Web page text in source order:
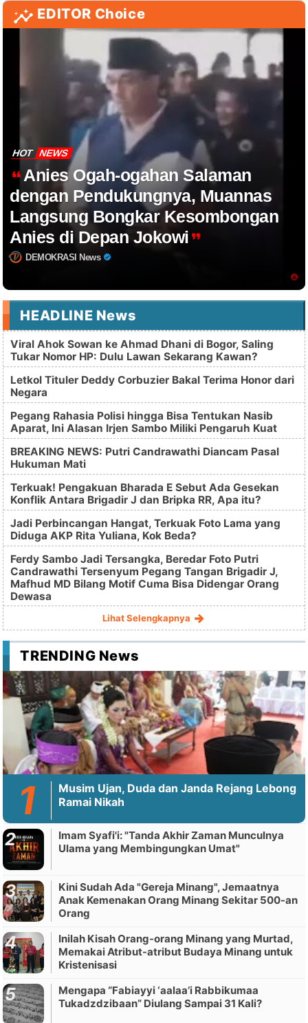
EDITOR Choice
HOT NEWS
Anies Ogah-ogahan Salaman
dengan Pendukungnya, Muannas
Langsung Bongkar Kesombongan
Anies di Depan Jokowi
DEMOKRASI News
HEADLINE News
Viral Ahok Sowan ke Ahmad Dhani di Bogor, Saling
Tukar Nomor HP: Dulu Lawan Sekarang Kawan?
Letkol Tituler Deddy Corbuzier Bakal Terima Honor dari
Negara
Pegang Rahasia Polisi hingga Bisa Tentukan Nasib
Aparat, Ini Alasan Irjen Sambo Miliki Pengaruh Kuat
BREAKING NEWS: Putri Candrawathi Diancam Pasal
Hukuman Mati
Terkuak! Pengakuan Bharada E Sebut Ada Gesekan
Konflik Antara Brigadir J dan Bripka RR, Apa itu?
Jadi Perbincangan Hangat, Terkuak Foto Lama yang
Diduga AKP Rita Yuliana, Kok Beda?
Ferdy Sambo Jadi Tersangka, Beredar Foto Putri
Candrawathi Tersenyum Pegang Tangan Brigadir J,
Mafhud MD Bilang Motif Cuma Bisa Didengar Orang
Dewasa
Lihat Selengkapnya
TRENDING News
Musim Ujan, Duda dan Janda Rejang Lebong
Ramai Nikah
Imam Syafi'i: "Tanda Akhir Zaman Munculnya
Ulama yang Membingungkan Umat"
Kini Sudah Ada "Gereja Minang", Jemaatnya
Anak Kemenakan Orang Minang Sekitar 500-an
Orang
Inilah Kisah Orang-orang Minang yang Murtad,
Memakai Atribut-atribut Budaya Minang untuk
Kristenisasi
Mengapa “Fabiayyi ‘aalaa’i Rabbikumaa
Tukadzdzibaan” Diulang Sampai 31 Kali?